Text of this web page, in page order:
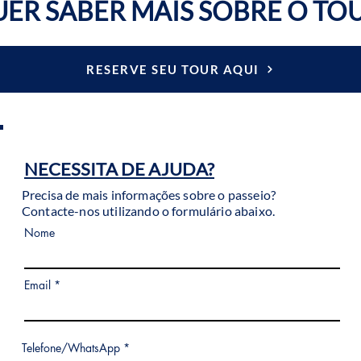
SABER MAIS SOBRE O
RESERVE SEU TOUR AQUI
NECESSITA DE AJUDA?
Precisa de mais informações sobre o passeio?
Contacte-nos utilizando o formulário abaixo.
Nome
Email
Telefone/WhatsApp